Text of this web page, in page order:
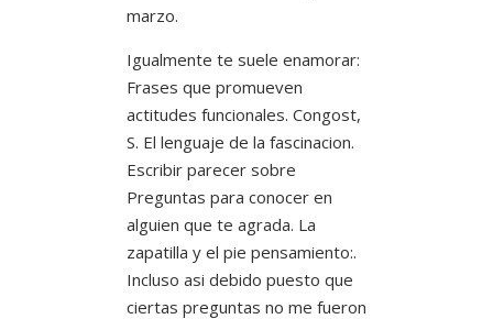
marzo.
Igualmente te suele enamorar:
Frases que promueven
actitudes funcionales. Congost,
S. El lenguaje de la fascinacion.
Escribir parecer sobre
Preguntas para conocer en
alguien que te agrada. La
zapatilla y el pie pensamiento:.
Incluso asi debido puesto que
ciertas preguntas no me fueron